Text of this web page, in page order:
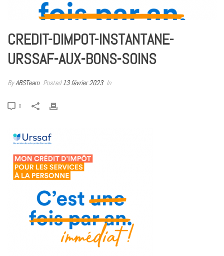
CREDIT-DIMPOT-INSTANTANE-
URSSAF-AUX-BONS-SOINS
ByABSTeam Posted 13 février 2023 In
0